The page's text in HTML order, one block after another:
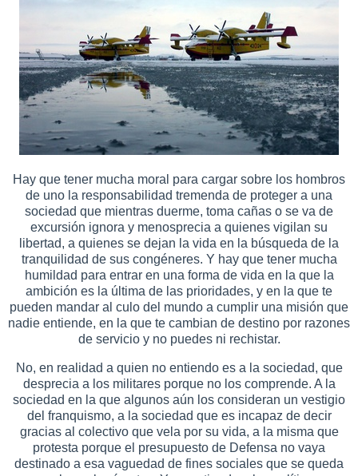
Hay que tener mucha moral para cargar sobre los hombros
de uno la responsabilidad tremenda de proteger a una
sociedad que mientras duerme, toma cañas o se va de
excursión ignora y menosprecia a quienes vigilan su
libertad, a quienes se dejan la vida en la búsqueda de la
tranquilidad de sus congéneres. Y hay que tener mucha
humildad para entrar en una forma de vida en la que la
ambición es la última de las prioridades, y en la que te
pueden mandar al culo del mundo a cumplir una misión que
nadie entiende, en la que te cambian de destino por razones
de servicio y no puedes ni rechistar.
No, en realidad a quien no entiendo es a la sociedad, que
desprecia a los militares porque no los comprende. A la
sociedad en la que algunos aún los consideran un vestigio
del franquismo, a la sociedad que es incapaz de decir
gracias al colectivo que vela por su vida, a la misma que
protesta porque el presupuesto de Defensa no vaya
destinado a esa vaguedad de fines sociales que se queda